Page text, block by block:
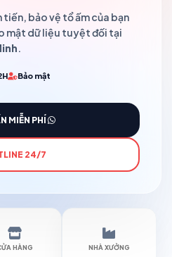
bảo vệ tổ ấm của bạn
mật dữ liệu tuyệt đối tại
.
Bảo mật
MIỄN PHÍ
24/7
HÀNG NHÀ XƯỞNG